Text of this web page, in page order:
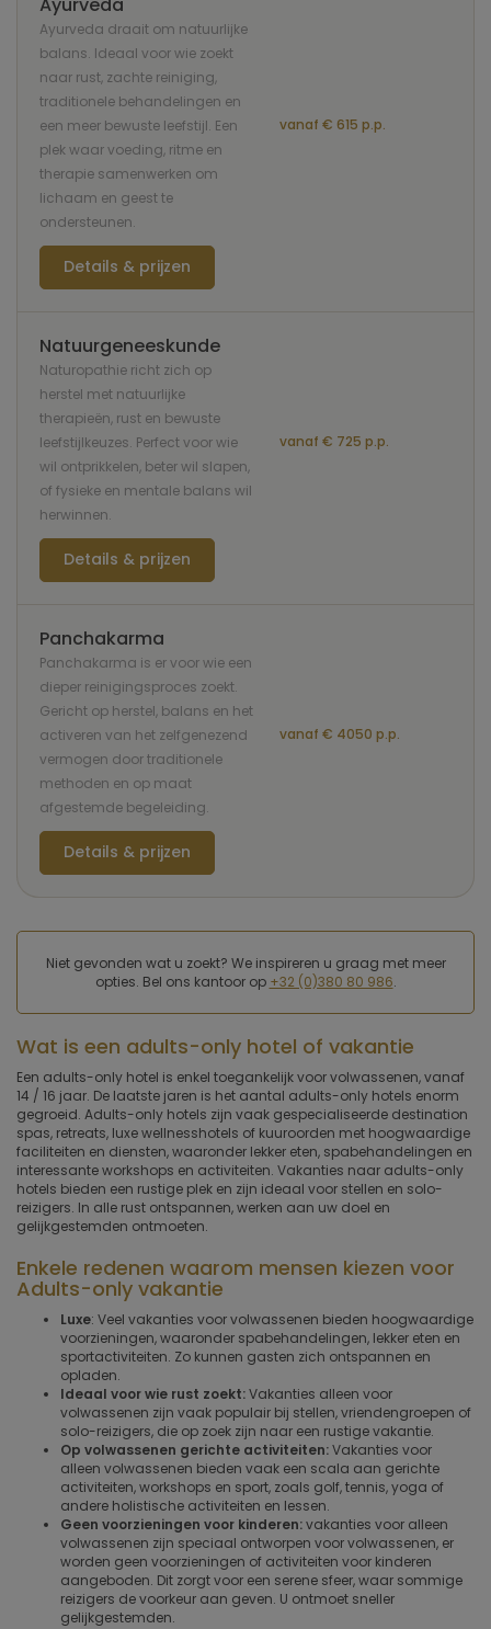
Ayurveda
Ayurveda draait om natuurlijke
balans. Ideaal voor wie zoekt
naar rust, zachte reiniging,
traditionele behandelingen en
een meer bewuste leefstijl. Een
plek waar voeding, ritme en
therapie samenwerken om
lichaam en geest te
ondersteunen.
vanaf € 615 p.p.
Details & prijzen
Natuurgeneeskunde
Naturopathie richt zich op
herstel met natuurlijke
therapieën, rust en bewuste
leefstijlkeuzes. Perfect voor wie
wil ontprikkelen, beter wil slapen,
of fysieke en mentale balans wil
herwinnen.
vanaf € 725 p.p.
Details & prijzen
Panchakarma
Panchakarma is er voor wie een
dieper reinigingsproces zoekt.
Gericht op herstel, balans en het
activeren van het zelfgenezend
vermogen door traditionele
methoden en op maat
afgestemde begeleiding.
vanaf € 4050 p.p.
Details & prijzen
Niet gevonden wat u zoekt? We inspireren u graag met meer
opties. Bel ons kantoor op +32 (0)380 80 986.
Wat is een adults-only hotel of vakantie
Een adults-only hotel is enkel toegankelijk voor volwassenen, vanaf
14 / 16 jaar. De laatste jaren is het aantal adults-only hotels enorm
gegroeid. Adults-only hotels zijn vaak gespecialiseerde destination
spas, retreats, luxe wellnesshotels of kuuroorden met hoogwaardige
faciliteiten en diensten, waaronder lekker eten, spabehandelingen en
interessante workshops en activiteiten. Vakanties naar adults-only
hotels bieden een rustige plek en zijn ideaal voor stellen en solo-
reizigers. In alle rust ontspannen, werken aan uw doel en
gelijkgestemden ontmoeten.
Enkele redenen waarom mensen kiezen voor
Adults-only vakantie
Luxe: Veel vakanties voor volwassenen bieden hoogwaardige
voorzieningen, waaronder spabehandelingen, lekker eten en
sportactiviteiten. Zo kunnen gasten zich ontspannen en
opladen.
Ideaal voor wie rust zoekt:Vakanties alleen voor
volwassenen zijn vaak populair bij stellen, vriendengroepen of
solo-reizigers, die op zoek zijn naar een rustige vakantie.
Op volwassenen gerichte activiteiten:Vakanties voor
alleen volwassenen bieden vaak een scala aan gerichte
activiteiten, workshops en sport, zoals golf, tennis, yoga of
andere holistische activiteiten en lessen.
Geen voorzieningen voor kinderen:vakanties voor alleen
volwassenen zijn speciaal ontworpen voor volwassenen, er
worden geen voorzieningen of activiteiten voor kinderen
aangeboden. Dit zorgt voor een serene sfeer, waar sommige
reizigers de voorkeur aan geven. U ontmoet sneller
gelijkgestemden.